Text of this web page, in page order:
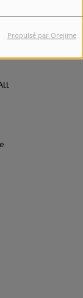
Propulsé par Orejime